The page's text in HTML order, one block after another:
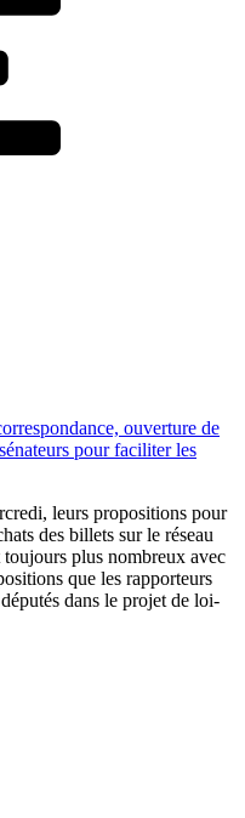
ouverture de
pour faciliter les
leurs propositions pour
des billets sur le réseau
toujours plus nombreux avec
que les rapporteurs
dans le projet de loi-